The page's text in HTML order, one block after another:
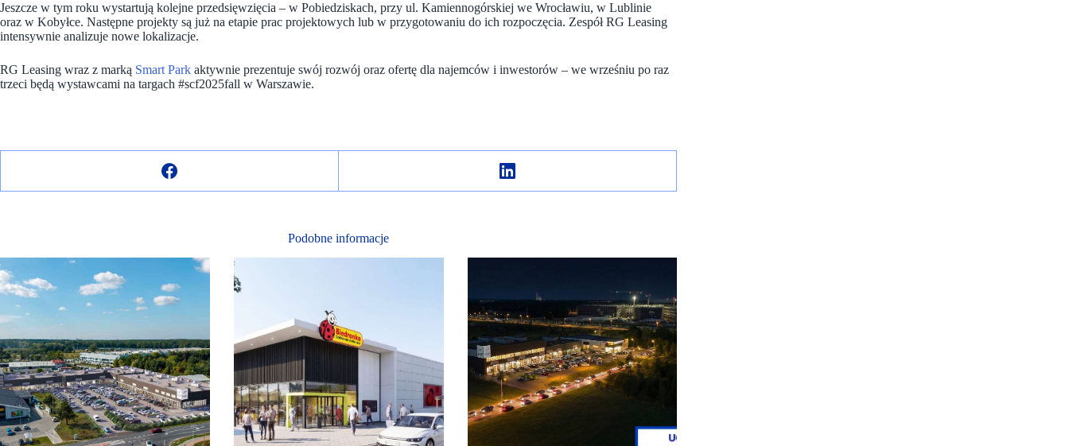
Jeszcze w tym roku wystartują kolejne przedsięwzięcia – w Pobiedziskach, przy ul. Kamiennogórskiej we Wrocławiu, w Lublinie
oraz w Kobyłce. Następne projekty są już na etapie prac projektowych lub w przygotowaniu do ich rozpoczęcia. Zespół RG Leasing
intensywnie analizuje nowe lokalizacje.
RG Leasing wraz z marką Smart Park aktywnie prezentuje swój rozwój oraz ofertę dla najemców i inwestorów – we wrześniu po raz
trzeci będą wystawcami na targach #scf2025fall w Warszawie.
Podobne informacje